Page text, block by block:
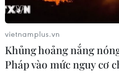
Thủ tướng Nguyễn
đàn doanh nghiệp
24/05/2019 10:28
Thủ tướng Nguyễn Xuân Phúc
tế giữa hai nước chưa thực sự
vietnamplus.vn
Khủng hoảng nắng
Pháp vào mức nguy cơ